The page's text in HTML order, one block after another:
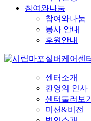
참여와나눔
참여와나눔
봉사 안내
후원안내
센터소개
환영의 인사
센터둘러보기
미션&비전